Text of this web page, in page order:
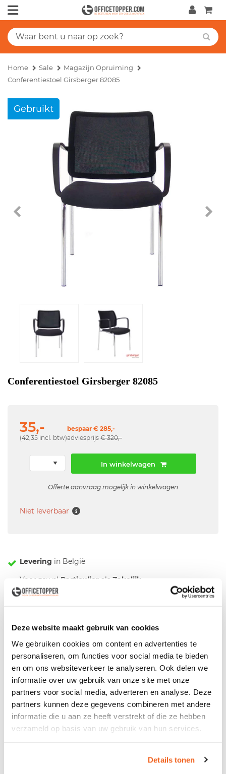
Deze website maakt gebruik van cookies
We gebruiken cookies om content en advertenties te
personaliseren, om functies voor social media te bieden
en om ons websiteverkeer te analyseren. Ook delen we
informatie over uw gebruik van onze site met onze
partners voor social media, adverteren en analyse. Deze
partners kunnen deze gegevens combineren met andere
informatie die u aan ze heeft verstrekt of die ze hebben
verzameld op basis van uw gebruik van hun services.
Details tonen
Home Sale
Magazijn Opruiming
Conferentiestoel Girsberger 82085
Gebruikt
Conferentiestoel Girsberger 82085
35,-
(42,35 incl. btw)
bespaar € 285,-
adviesprijs € 320,-
In winkelwagen
Offerte aanvraag mogelijk in winkelwagen
Niet leverbaar
Levering in België
Voor zowel Particulier als Zakelijk
Professionele
Omschrijving
Girsberger Yanos conferentiestoel
showroommodel- Fabrikant: Girsberger - Type:
Yanos - Showroommodel - Netbespannen rug -
Type onderstel: 4-poots - Vaste armleuning Kleuren-
Kleur rug: zwart - Kleur zitting: zwart - Kleur
onderstel: chroom Afmetingen- Zithoogte: 45 cm -
Zitbreedte: 44 cm - Zitdiepte: 44 cm